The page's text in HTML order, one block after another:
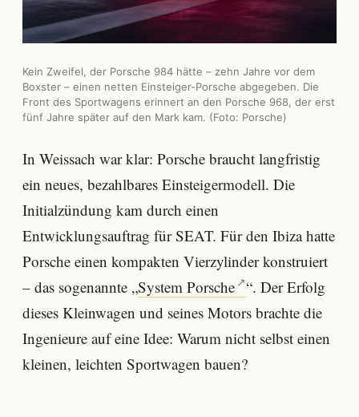
Kein Zweifel, der Porsche 984 hätte – zehn Jahre vor dem
Boxster – einen netten Einsteiger-Porsche abgegeben. Die
Front des Sportwagens erinnert an den Porsche 968, der erst
fünf Jahre später auf den Mark kam. (Foto: Porsche)
In Weissach war klar: Porsche braucht langfristig
ein neues, bezahlbares Einsteigermodell. Die
Initialzündung kam durch einen
Entwicklungsauftrag für SEAT. Für den Ibiza hatte
Porsche einen kompakten Vierzylinder konstruiert
– das sogenannte „System Porsche “. Der Erfolg
dieses Kleinwagen und seines Motors brachte die
Ingenieure auf eine Idee: Warum nicht selbst einen
kleinen, leichten Sportwagen bauen?